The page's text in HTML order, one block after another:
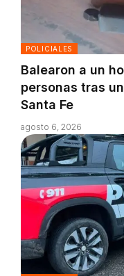
POLICIALES
Balearon a un
personas tras
Santa Fe
agosto 6, 2026